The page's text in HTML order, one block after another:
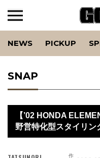
NEWS PICKUP
SNAP
【’02 HONDA
野営特化型スタイリン
作